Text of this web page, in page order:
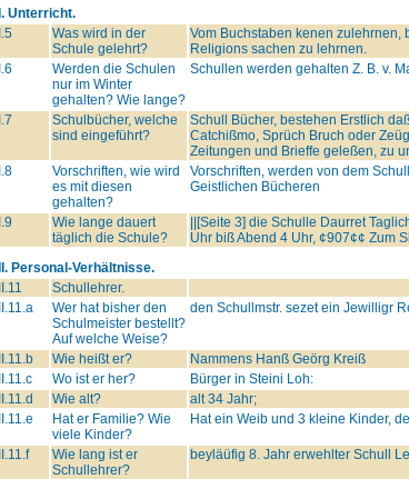
Unterricht.
Was wird in der
Schule gelehrt?
Vom Buchstaben kenen zulehrnen,
Religions sachen zu lehrnen.
Werden die Schulen
nur im Winter
gehalten? Wie lange?
Schullen werden gehalten Z. B. v.
Schulbücher, welche
sind eingeführt?
Schull Bücher, bestehen Erstlich
Catchißmo, Sprüch Bruch oder
Zeitungen und Brieffe geleßen, zu
Vorschriften, wie wird
es mit diesen
gehalten?
Vorschriften, werden von dem
Geistlichen Bücheren
Wie lange dauert
täglich die Schule?
||[Seite 3] die Schulle Daurret
Uhr biß Abend 4 Uhr, ¢907¢¢ Zum
Personal-Verhältnisse.
Schullehrer.
Wer hat bisher den
Schulmeister bestellt?
Auf welche Weise?
den Schullmstr. sezet ein Jewilligr
Wie heißt er?
Nammens Hanß Geörg Kreiß
Wo ist er her?
Bürger in Steini Loh:
Wie alt?
alt 34 Jahr;
Hat er Familie? Wie
viele Kinder?
Hat ein Weib und 3 kleine Kinder,
Wie lang ist er
Schullehrer?
beyläüfig 8. Jahr erwehlter Schull